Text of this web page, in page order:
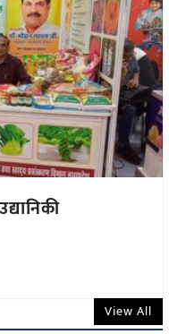
View All